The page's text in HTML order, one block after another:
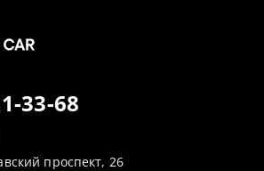
33-68
проспект, 26